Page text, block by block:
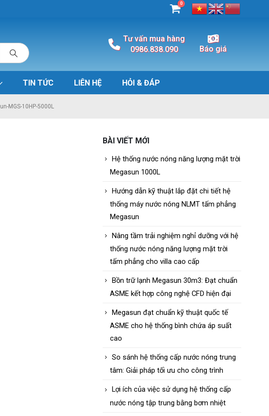
0
Tư vấn mua hàng
0986.838.090
Báo giá
TIN TỨC LIÊN HỆ HỎI & ĐÁP
MGS-10HP-5000L
BÀI VIẾT MỚI
Hệ thống nước nóng năng lượng mặt trời
Megasun 1000L
Hướng dẫn kỹ thuật lắp đặt chi tiết hệ
thống máy nước nóng NLMT tấm phẳng
Megasun
Nâng tầm trải nghiệm nghỉ dưỡng với hệ
thống nước nóng năng lượng mặt trời
tấm phẳng cho villa cao cấp
Bồn trữ lạnh Megasun 30m3: Đạt chuẩn
ASME kết hợp công nghệ CFD hiện đại
Megasun đạt chuẩn kỹ thuật quốc tế
ASME cho hệ thống bình chứa áp suất
cao
So sánh hệ thống cấp nước nóng trung
tâm: Giải pháp tối ưu cho công trình
Lợi ích của việc sử dụng hệ thống cấp
nước nóng tập trung bằng bơm nhiệt